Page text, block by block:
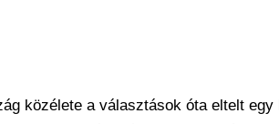
közélete a választások óta eltelt